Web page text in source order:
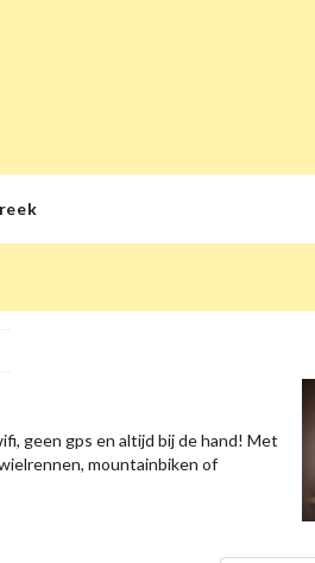
geen gps en altijd bij de hand! Met
mountainbiken of